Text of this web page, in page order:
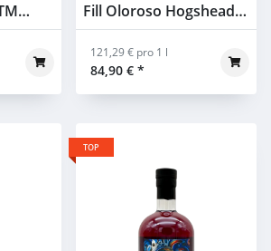
Fill Oloroso Hogshead
#74 Whiskyhort WOTM
54,5% 0,7l
84,90 € *
121,29 € pro 1 l
TOP